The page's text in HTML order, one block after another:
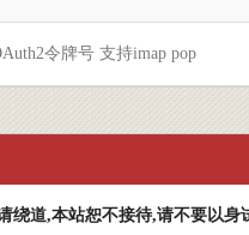
令牌号 支持imap pop
绕道,本站恕不接待,请不要以身